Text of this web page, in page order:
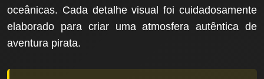
oceânicas. Cada detalhe visual foi cuidadosamente
elaborado para criar uma atmosfera autêntica de
aventura pirata.